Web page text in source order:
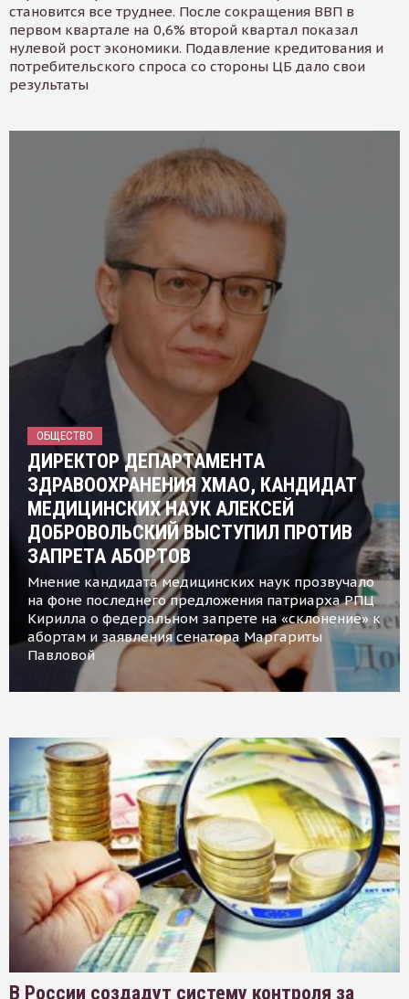
становится все труднее. После сокращения ВВП в
первом квартале на 0,6% второй квартал показал
нулевой рост экономики. Подавление кредитования и
потребительского спроса со стороны ЦБ дало свои
результаты
ОБЩЕСТВО
ДИРЕКТОР ДЕПАРТАМЕНТА
ЗДРАВООХРАНЕНИЯ ХМАО, КАНДИДАТ
МЕДИЦИНСКИХ НАУК АЛЕКСЕЙ
ДОБРОВОЛЬСКИЙ ВЫСТУПИЛ ПРОТИВ
ЗАПРЕТА АБОРТОВ
Мнение кандидата медицинских наук прозвучало
на фоне последнего предложения патриарха РПЦ
Кирилла о федеральном запрете на «склонение» к
абортам и заявления сенатора Маргариты
Павловой
В России создадут систему контроля за